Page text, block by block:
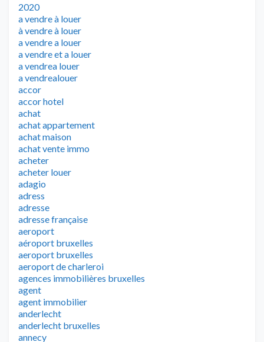
2020
a vendre à louer
à vendre à louer
a vendre a louer
a vendre et a louer
a vendrea louer
a vendrealouer
accor
accor hotel
achat
achat appartement
achat maison
achat vente immo
acheter
acheter louer
adagio
adress
adresse
adresse française
aeroport
aéroport bruxelles
aeroport bruxelles
aeroport de charleroi
agences immobilières bruxelles
agent
agent immobilier
anderlecht
anderlecht bruxelles
annecy